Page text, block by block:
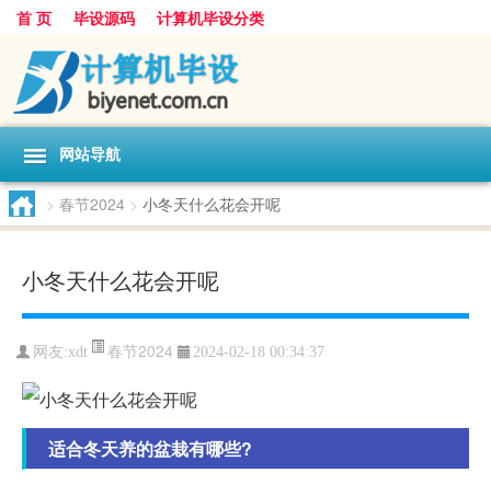
首 页 毕设源码 计算机毕设分类
网站导航
> 春节2024 > 小冬天什么花会开呢
小冬天什么花会开呢
网友:xdt 春节2024 2024-02-18 00:34:37
适合冬天养的盆栽有哪些?